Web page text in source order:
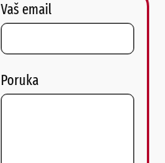
Vaš email
Poruka